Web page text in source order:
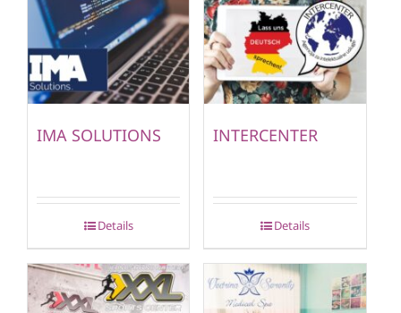
IMA SOLUTIONS
Details
INTERCENTER
Details